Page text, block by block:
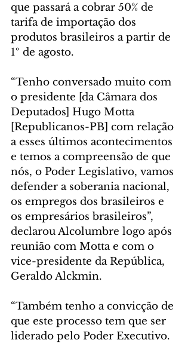
que passará a cobrar 50% de
tarifa de importação dos
produtos brasileiros a partir de
1º de agosto.
“Tenho conversado muito com
o presidente [da Câmara dos
Deputados] Hugo Motta
[Republicanos-PB] com relação
a esses últimos acontecimentos
e temos a compreensão de que
nós, o Poder Legislativo, vamos
defender a soberania nacional,
os empregos dos brasileiros e
os empresários brasileiros”,
declarou Alcolumbre logo após
reunião com Motta e com o
vice-presidente da República,
Geraldo Alckmin.
“Também tenho a convicção de
que este processo tem que ser
liderado pelo Poder Executivo.